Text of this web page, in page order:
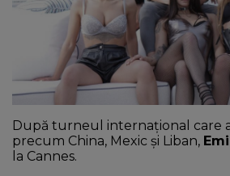
CONTUL MEU
După turneul internațional care
precum China, Mexic și Liban,
la Cannes.